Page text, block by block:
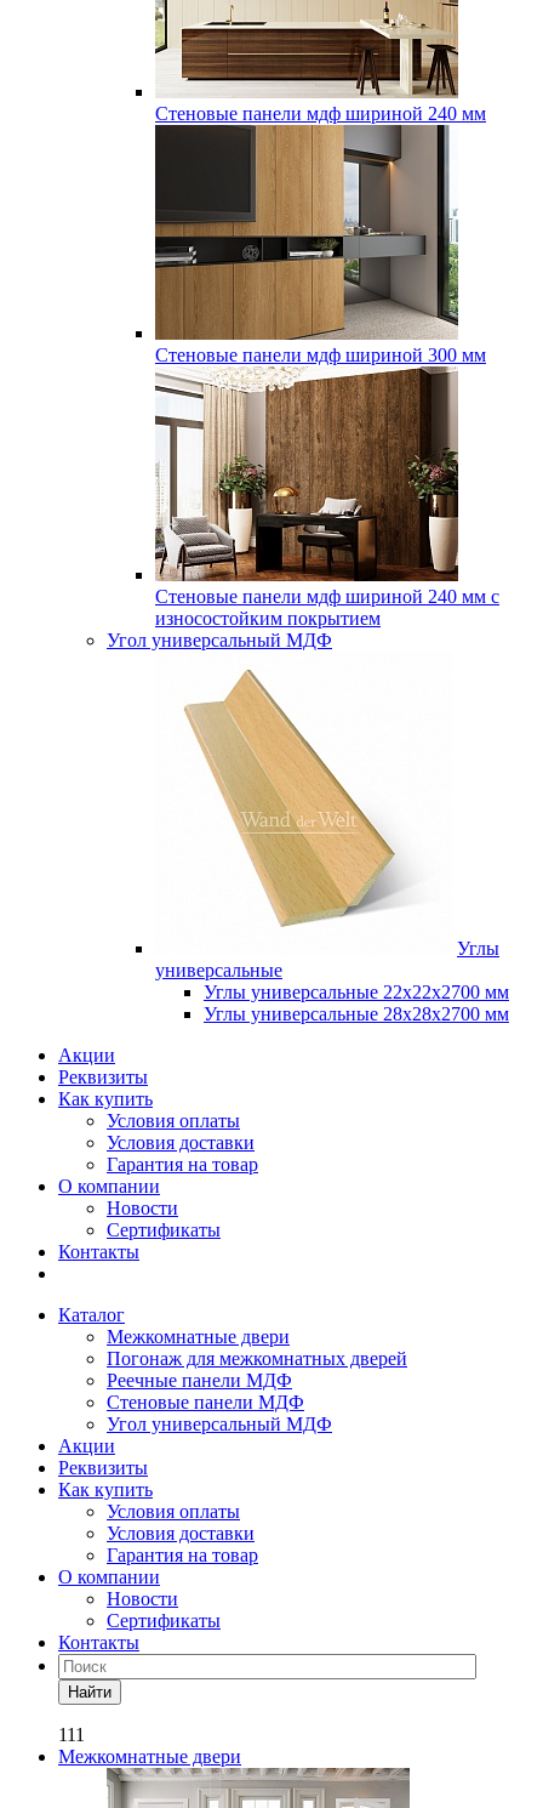
Стеновые панели мдф шириной 240 мм
Стеновые панели мдф шириной 300 мм
Стеновые панели мдф шириной 240 мм с
износостойким покрытием
Угол универсальный МДФ
Углы
универсальные
Углы универсальные 22х22х2700 мм
Углы универсальные 28х28х2700 мм
Акции
Реквизиты
Как купить
Условия оплаты
Условия доставки
Гарантия на товар
О компании
Новости
Сертификаты
Контакты
Каталог
Межкомнатные двери
Погонаж для межкомнатных дверей
Реечные панели МДФ
Стеновые панели МДФ
Угол универсальный МДФ
Акции
Реквизиты
Как купить
Условия оплаты
Условия доставки
Гарантия на товар
О компании
Новости
Сертификаты
Контакты
Найти
111
Межкомнатные двери